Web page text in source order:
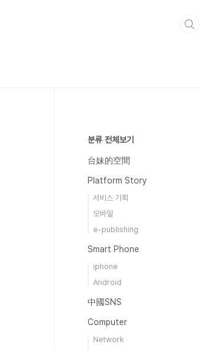
분류 전체보기
台妹的空間
Platform Story
서비스 기획
모바일
e-publishing
Smart Phone
iphone
Android
中國SNS
Computer
Network